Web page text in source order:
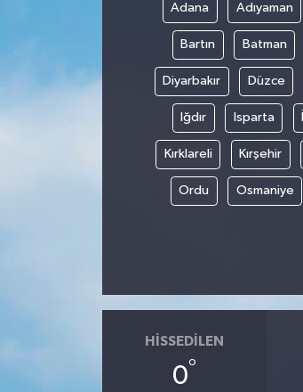
Adana Adıyaman
Bartın Batman
Diyarbakır Düzce
Iğdır Isparta
Kırklareli Kırşehir
Ordu Osmaniye
HISSEDILEN
0°